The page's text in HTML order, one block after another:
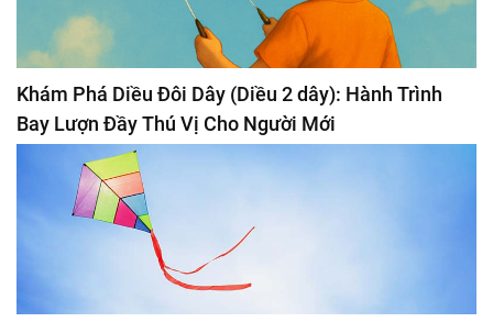
Khám Phá Diều Đôi Dây (Diều 2 dây): Hành Trình
Bay Lượn Đầy Thú Vị Cho Người Mới